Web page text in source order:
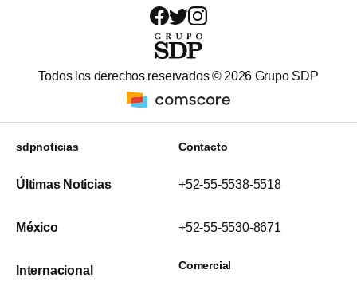
Todos los derechos reservados © 2026 Grupo SDP
sdpnoticias
Últimas Noticias
México
Internacional
Contacto
+52-55-5538-5518
+52-55-5530-8671
Comercial